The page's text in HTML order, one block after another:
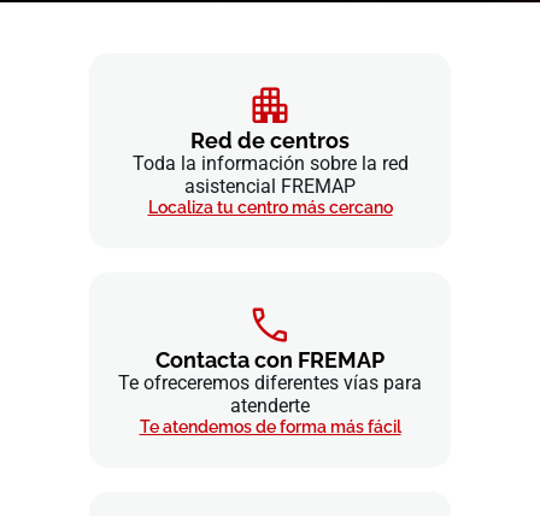
Red de centros
Toda la información sobre la red
asistencial FREMAP
Localiza tu centro más cercano
Contacta con FREMAP
Te ofreceremos diferentes vías para
atenderte
Te atendemos de forma más fácil